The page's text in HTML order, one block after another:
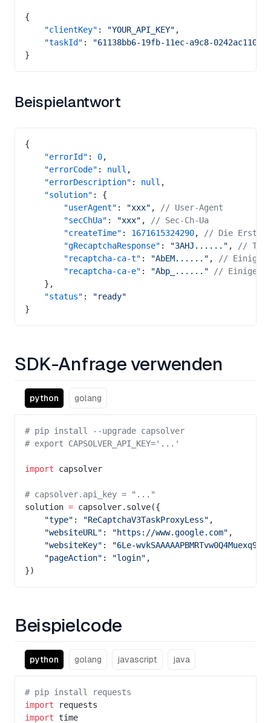
{
    "clientKey"
: "YOUR_API_KEY" ,
    "taskId"
:
"61138bb6-19fb-11ec-a9c8-
}
Beispielantwort
{
    "errorId"
: 0,
    "errorCode"
: null ,
    "errorDescription"
: null ,
    "solution"
: {
        "userAgent"
: "xxx" ,
// User-Agent
        "secChUa"
: "xxx" ,
// Sec-Ch-Ua
        "createTime"
: 1671615324290,
// Die
        "gRecaptchaResponse"
: "3AHJ......" ,
//
        "recaptcha-ca-t"
: "AbEM......" ,
// Einige
        "recaptcha-ca-e"
: "Abp_......" // Einige
    },
    "status"
:
"ready"
}
SDK-Anfrage verwenden
python golang
# pip install --upgrade capsolver
# export CAPSOLVER_API_KEY='...'
import capsolver
# capsolver.api_key = "..."
solution = capsolver.solve({
    "type"
: "ReCaptchaV3TaskProxyLess" ,
    "websiteURL"
: "https://www.google.com" ,
    "websiteKey"
:
"6Le-
    "pageAction"
: "login" ,
})
Beispielcode
python golang javascript java
# pip install requests
import requests
import time